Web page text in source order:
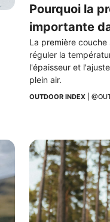
Pourquoi la
importante
air ?
La première
réguler la
l'épaisseur et
plein air.
OUTDOOR INDEX |